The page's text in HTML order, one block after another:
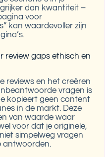
dan kwantiteit –
voor
kan waardevoller zijn
review gaps ethisch en
reviews en het creëren
vragen is
kopieert geen content
in de markt. Deze
van waarde waar
voor dat je originele,
simpelweg vragen
antwoorden.